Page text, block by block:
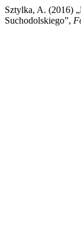
Sztylka, A. (2016)
Suchodolskiego”,